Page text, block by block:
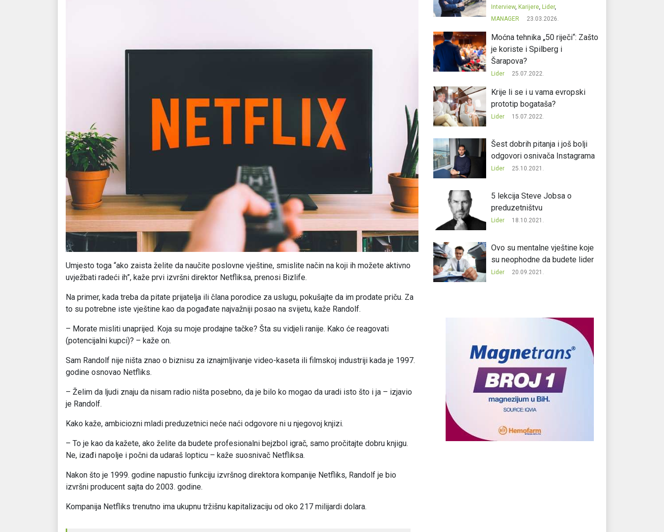
Umjesto toga “ako zaista želite da naučite poslovne vještine, smislite način na koji ih možete aktivno
uvježbati radeći ih”, kaže prvi izvršni direktor Netfliksa, prenosi Bizlife.
Na primer, kada treba da pitate prijatelja ili člana porodice za uslugu, pokušajte da im prodate priču. Za
to su potrebne iste vještine kao da pogađate najvažniji posao na svijetu, kaže Randolf.
– Morate misliti unaprijed. Koja su moje prodajne tačke? Šta su vidjeli ranije. Kako će reagovati
(potencijalni kupci)? – kaže on.
Sam Randolf nije ništa znao o biznisu za iznajmljivanje video-kaseta ili filmskoj industriji kada je 1997.
godine osnovao Netfliks.
– Želim da ljudi znaju da nisam radio ništa posebno, da je bilo ko mogao da uradi isto što i ja – izjavio
je Randolf.
Kako kaže, ambiciozni mladi preduzetnici neće naći odgovore ni u njegovoj knjizi.
– To je kao da kažete, ako želite da budete profesionalni bejzbol igrač, samo pročitajte dobru knjigu.
Ne, izađi napolje i počni da udaraš lopticu – kaže suosnivač Netfliksa.
Nakon što je 1999. godine napustio funkciju izvršnog direktora kompanije Netfliks, Randolf je bio
izvršni producent sajta do 2003. godine.
Kompanija Netfliks trenutno ima ukupnu tržišnu kapitalizaciju od oko 217 milijardi dolara.
Interview, Karijere, Lider,
MANAGER
23.03.2026.
Moćna tehnika „50 riječi“: Zašto
je koriste i Spilberg i
Šarapova?
Lider 25.07.2022.
Krije li se i u vama evropski
prototip bogataša?
Lider 15.07.2022.
Šest dobrih pitanja i još bolji
odgovori osnivača Instagrama
Lider 25.10.2021.
5 lekcija Steve Jobsa o
preduzetništvu
Lider 18.10.2021.
Ovo su mentalne vještine koje
su neophodne da budete lider
Lider 20.09.2021.